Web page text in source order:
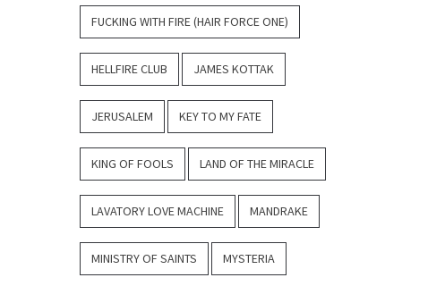
FUCKING WITH FIRE (HAIR FORCE ONE)
HELLFIRE CLUB JAMES KOTTAK
JERUSALEM KEY TO MY FATE
KING OF FOOLS LAND OF THE MIRACLE
LAVATORY LOVE MACHINE MANDRAKE
MINISTRY OF SAINTS MYSTERIA